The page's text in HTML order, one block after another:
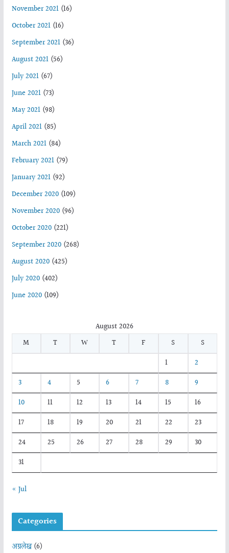
November 2021(16)
October 2021(16)
September 2021(36)
August 2021(56)
July 2021(67)
June 2021(73)
May 2021(98)
April 2021(85)
March 2021(84)
February 2021(79)
January 2021(92)
December 2020(109)
November 2020(96)
October 2020(221)
September 2020(268)
August 2020(425)
July 2020(402)
June 2020(109)
August 2026
M
T W T F S
S
1
2
3
4 5 6 7 8
9
10
11 12 13 14 15
16
17
18 19 20 21 22
23
24
25 26 27 28 29
30
31
« Jul
Categories
अग्रलेख(6)